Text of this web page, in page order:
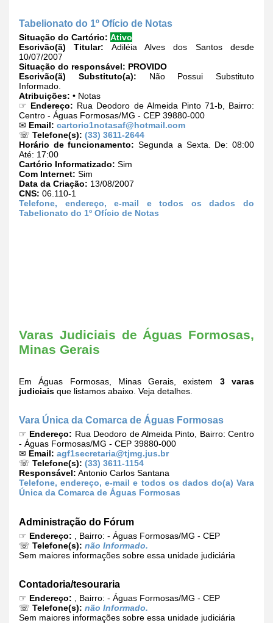
Tabelionato do 1º Ofício de Notas
Situação do Cartório: Ativo
Escrivão(ã) Titular: Adiléia Alves dos Santos desde
10/07/2007
Situação do responsável: PROVIDO
Escrivão(ã) Substituto(a): Não Possui Substituto
Informado.
Atribuições: • Notas
☞ Endereço: Rua Deodoro de Almeida Pinto 71-b, Bairro:
Centro - Águas Formosas/MG - CEP 39880-000
✉ Email: cartorio1notasaf@hotmail.com
☏ Telefone(s): (33) 3611-2644
Horário de funcionamento: Segunda a Sexta. De: 08:00
Até: 17:00
Cartório Informatizado: Sim
Com Internet: Sim
Data da Criação: 13/08/2007
CNS: 06.110-1
Telefone, endereço, e-mail e todos os dados do
Tabelionato do 1º Ofício de Notas
Varas Judiciais de Águas Formosas,
Minas Gerais
Em Águas Formosas, Minas Gerais, existem 3 varas
judiciais que listamos abaixo. Veja detalhes.
Vara Única da Comarca de Águas Formosas
☞ Endereço: Rua Deodoro de Almeida Pinto, Bairro: Centro
- Águas Formosas/MG - CEP 39880-000
✉ Email: agf1secretaria@tjmg.jus.br
☏ Telefone(s): (33) 3611-1154
Responsável: Antonio Carlos Santana
Telefone, endereço, e-mail e todos os dados do(a) Vara
Única da Comarca de Águas Formosas
Administração do Fórum
☞ Endereço: , Bairro: - Águas Formosas/MG - CEP
☏ Telefone(s): não Informado.
Sem maiores informações sobre essa unidade judiciária
Contadoria/tesouraria
☞ Endereço: , Bairro: - Águas Formosas/MG - CEP
☏ Telefone(s): não Informado.
Sem maiores informações sobre essa unidade judiciária